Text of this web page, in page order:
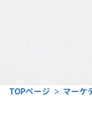
TOPページ マーケ